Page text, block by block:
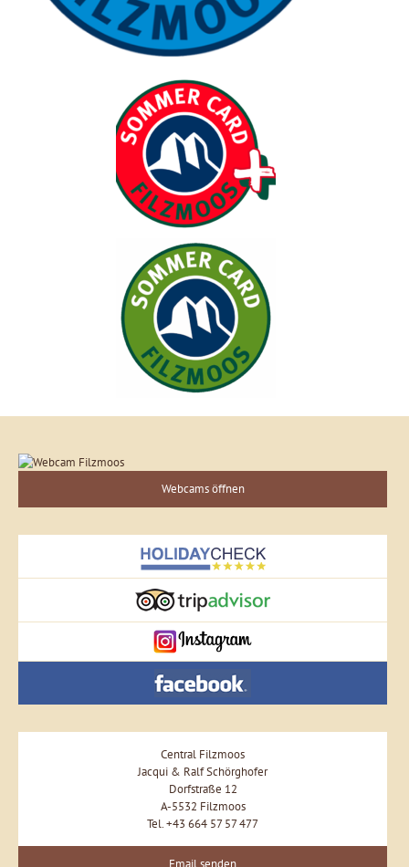
Webcams öffnen
Central Filzmoos
Jacqui & Ralf Schörghofer
Dorfstraße 12
A-5532 Filzmoos
Tel. +43 664 57 57 477